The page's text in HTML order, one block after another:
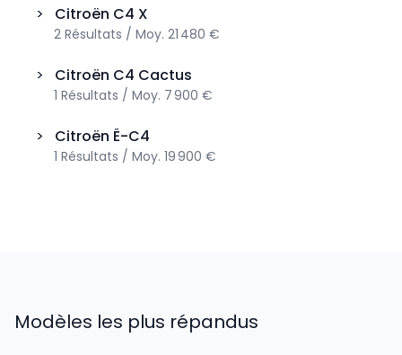
> Citroën C4 X
2 Résultats / Moy. 21 480 €
> Citroën C4 Cactus
1 Résultats / Moy. 7 900 €
> Citroën Ë-C4
1 Résultats / Moy. 19 900 €
Modèles les plus répandus